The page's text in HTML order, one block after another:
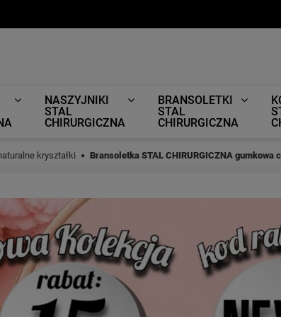
NASZYJNIKI
STAL
CHIRURGICZNA
BRANSOLETKI
STAL
CHIRURGICZNA
kryształki Bransoletka STAL CHIRURGICZNA